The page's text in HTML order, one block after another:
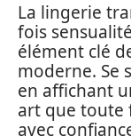
La lingerie
fois
élément clé
moderne. Se
en affichant
art que toute
avec